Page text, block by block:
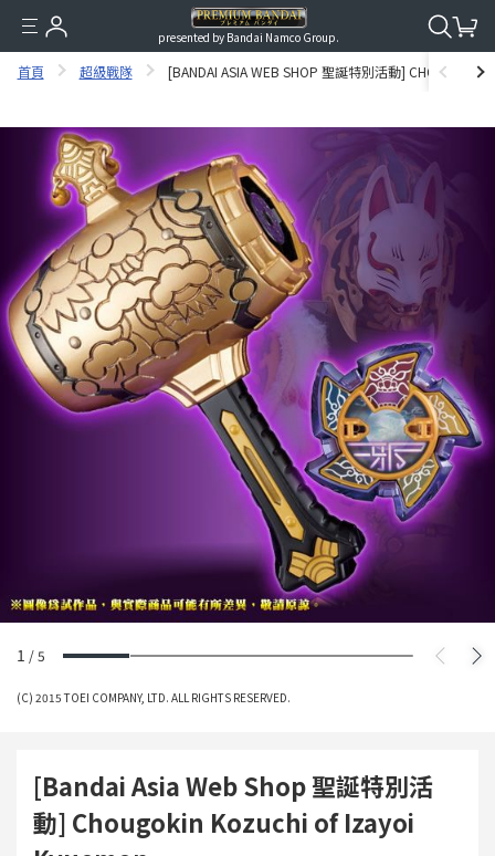
presented by Bandai Namco Group.
首頁 超級戰隊 [BANDAI ASIA WEB SHOP 聖誕特別活動] CHOUGOKIN
1 /5
(C) 2015 TOEI COMPANY, LTD. ALL RIGHTS RESERVED.
[Bandai Asia Web Shop 聖誕特別活
動] Chougokin Kozuchi of Izayoi